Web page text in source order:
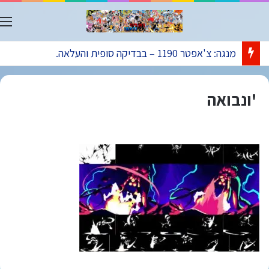
מנגה: צ'אפטר 1190 – בבדיקה סופית והעלאה.
'ונבואה